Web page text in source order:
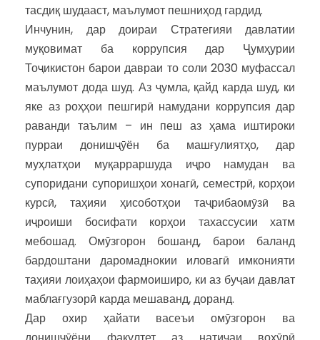
тасдиқ шудааст, маълумот пешниҳод гардид.
Инчунин, дар доираи Стратегияи давлатии
муқовимат ба коррупсия дар Ҷумҳурии
Тоҷикистон барои давраи то соли 2030 муфассал
маълумот дода шуд. Аз ҷумла, қайд карда шуд, ки
яке аз роҳҳои пешгирӣ намудани коррупсия дар
раванди таълим – ин пеш аз ҳама иштироки
пурраи донишҷӯён ба машғулиятҳо, дар
муҳлатҳои муқарраршуда иҷро намудан ва
супоридани супоришҳои хонагӣ, семестрӣ, корҳои
курсӣ, таҳияи ҳисоботҳои таҷрибаомӯзӣ ва
иҷроиши босифати корҳои тахассусии хатм
мебошад. Омӯзгорон бошанд, барои баланд
бардоштани даромаднокии иловагӣ имконияти
таҳияи лоиҳаҳои фармоиширо, ки аз буҷаи давлат
маблағгузорӣ карда мешаванд, доранд.
Дар охир ҳайати васеъи омӯзгорон ва